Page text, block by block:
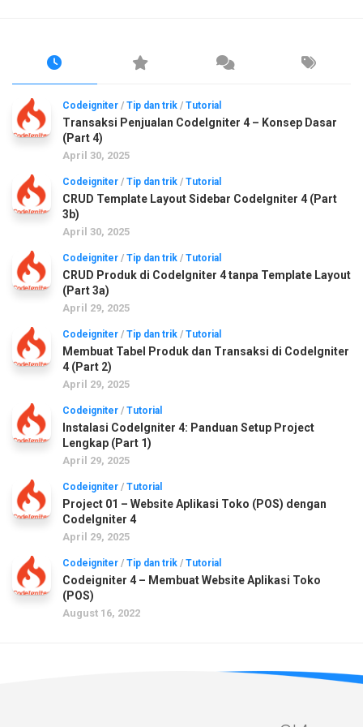
Codeigniter / Tip dan trik / Tutorial
Transaksi Penjualan CodeIgniter 4 – Konsep Dasar
(Part 4)
April 30, 2025
Codeigniter / Tip dan trik / Tutorial
CRUD Template Layout Sidebar CodeIgniter 4 (Part
3b)
April 30, 2025
Codeigniter / Tip dan trik / Tutorial
CRUD Produk di CodeIgniter 4 tanpa Template Layout
(Part 3a)
April 29, 2025
Codeigniter / Tip dan trik / Tutorial
Membuat Tabel Produk dan Transaksi di CodeIgniter
4 (Part 2)
April 29, 2025
Codeigniter / Tutorial
Instalasi CodeIgniter 4: Panduan Setup Project
Lengkap (Part 1)
April 29, 2025
Codeigniter / Tutorial
Project 01 – Website Aplikasi Toko (POS) dengan
CodeIgniter 4
April 29, 2025
Codeigniter / Tip dan trik / Tutorial
Codeigniter 4 – Membuat Website Aplikasi Toko
(POS)
August 16, 2022